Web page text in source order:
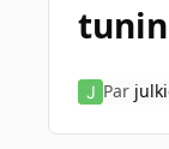
Par